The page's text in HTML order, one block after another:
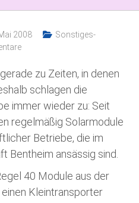
2008
Sonstiges-
zu Zeiten, in denen
schlagen die
immer wieder zu: Seit
regelmäßig Solarmodule
Betriebe, die im
Bentheim ansässig sind.
40 Module aus der
Kleintransporter